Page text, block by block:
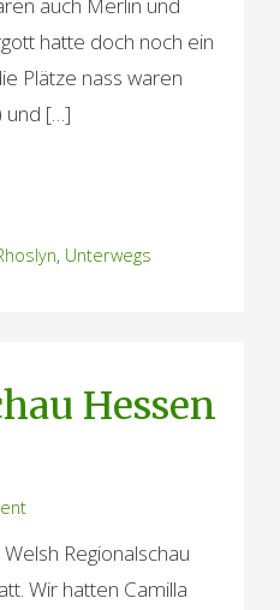
hatte doch noch ein
Plätze nass waren
und […]
, Unterwegs
Hessen
Regionalschau
Wir hatten Camilla